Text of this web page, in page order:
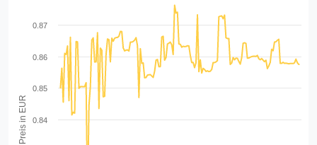
Preis in EUR 0.84
0.85
0.86
0.87